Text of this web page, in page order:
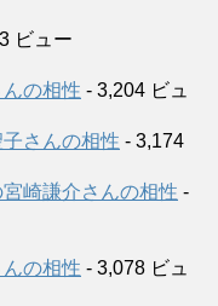
ビュー
の相性 - 3,204 ビュ
さんの相性 - 3,174
崎謙介さんの相性 -
の相性 - 3,078 ビュ